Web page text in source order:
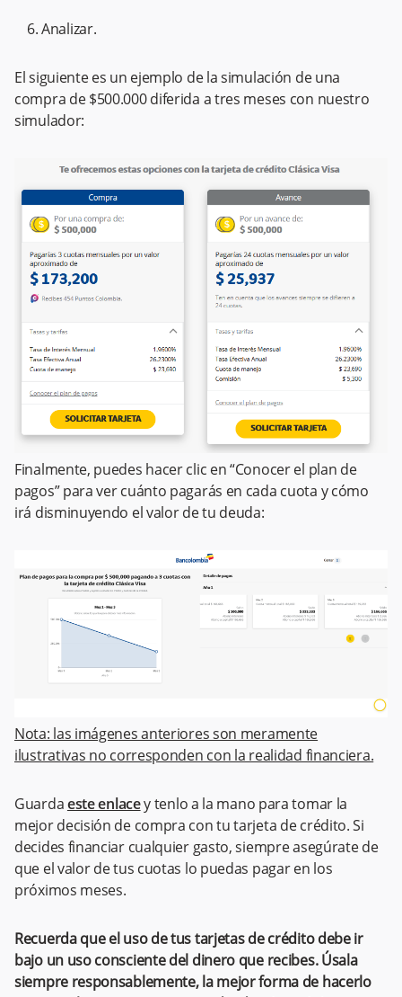
Analizar.
El siguiente es un ejemplo de la simulación de una
compra de $500.000 diferida a tres meses con nuestro
simulador:
Finalmente, puedes hacer clic en “Conocer el plan de
pagos” para ver cuánto pagarás en cada cuota y cómo
irá disminuyendo el valor de tu deuda:
Nota: las imágenes anteriores son meramente
ilustrativas no corresponden con la realidad financiera.
Guardaeste enlacey tenlo a la mano para tomar la
mejor decisión de compra con tu tarjeta de crédito. Si
decides financiar cualquier gasto, siempre asegúrate de
que el valor de tus cuotas lo puedas pagar en los
próximos meses.
Recuerda que el uso de tus tarjetas de crédito debe ir
bajo un uso consciente del dinero que recibes. Úsala
siempre responsablemente, la mejor forma de hacerlo